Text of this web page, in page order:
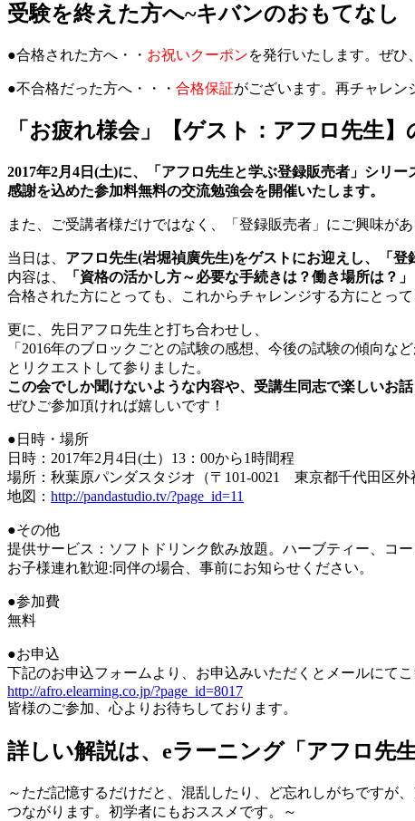
受験を終えた方へ~キバンのおもてなし
●合格された方へ・・ お祝いクーポンを発行いたします。ぜひ
●不合格だった方へ・・・ 合格保証がございます。再チャレン
「お疲れ様会」【ゲスト：アフロ先生】
2017年2月4日(土)に、「アフロ先生と学ぶ登録販売者」シリー
感謝を込めた参加料無料の交流勉強会を開催いたします。
また、ご受講者様だけではなく、「登録販売者」にご興味が
当日は、 アフロ先生(岩堀禎廣先生)をゲストにお迎えし、「
内容は、
「資格の活かし方～必要な手続きは？働き場所は？
合格された方にとっても、これからチャレンジする方にとっ
更に、先日アフロ先生と打ち合わせし、
「2016年のブロックごとの試験の感想、今後の試験の傾向など
とリクエストして参りました。
この会でしか聞けないような内容や、受講生同志で楽しいお
ぜひご参加頂ければ嬉しいです！
●日時・場所
日時：2017年2月4日(土）13：00から1時間程
場所：秋葉原パンダスタジオ（〒101-0021 東京都千代田区
地図： http://pandastudio.tv/?page_id=11
●その他
提供サービス：ソフトドリンク飲み放題。ハーブティー、コ
お子様連れ歓迎:同伴の場合、事前にお知らせください。
●参加費
無料
●お申込
下記のお申込フォームより、お申込みいただくとメールにてこ
http://afro.elearning.co.jp/?page_id=8017
皆様のご参加、心よりお待ちしております。
詳しい解説は、eラーニング「アフロ先
～ただ記憶するだけだと、混乱したり、ど忘れしがちですが
つながります。初学者にもおススメです。～